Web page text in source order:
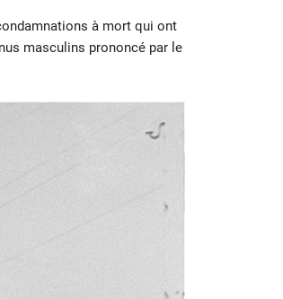
à mort qui ont
masculins prononcé par le